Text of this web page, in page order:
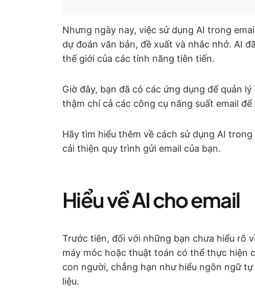
Nhưng ngày nay, việc sử dụng AI trong
dự đoán văn bản, đề xuất và nhắc nhở. AI
thế giới của các tính năng tiên tiến.
Giờ đây, bạn đã có các ứng dụng để quản
thậm chí cả các công cụ năng suất email
Hãy tìm hiểu thêm về cách sử dụng AI
cải thiện quy trình gửi email của bạn.
Hiểu về AI cho email
Trước tiên, đối với những bạn chưa hiểu rõ
máy móc hoặc thuật toán có thể thực hiện
con người, chẳng hạn như hiểu ngôn ngữ
liệu.